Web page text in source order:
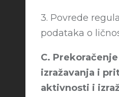
3. Povrede
podataka o
C.
izražavanja i
aktivnosti i